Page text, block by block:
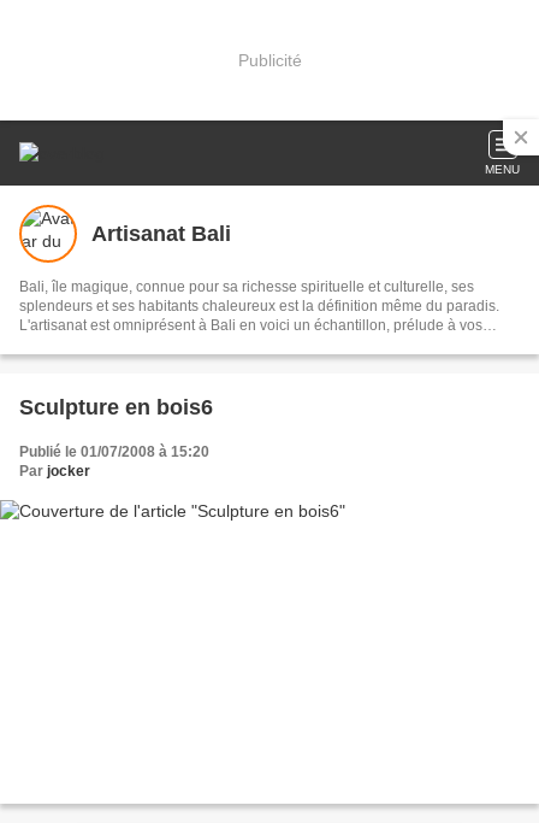
Publicité
MENU
Artisanat Bali
Bali, île magique, connue pour sa richesse spirituelle et culturelle, ses
splendeurs et ses habitants chaleureux est la définition même du paradis.
L'artisanat est omniprésent à Bali en voici un échantillon, prélude à vos
faire entrer un peu de magie de Bali chez vous... En voici un avant goût :
Sculpture en bois6
Publié le 01/07/2008 à 15:20
Par jocker